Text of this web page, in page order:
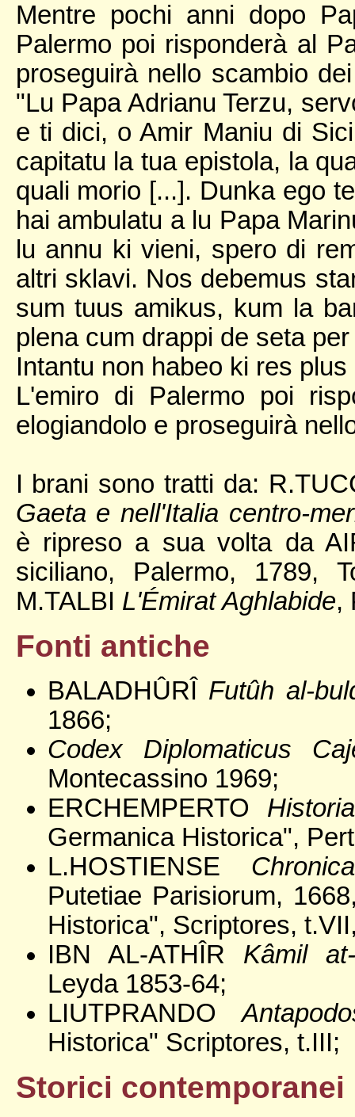
Mentre pochi anni dopo
Palermo poi risponderà al
proseguirà nello scambio
"Lu Papa Adrianu Terzu,
e ti dici, o Amir Maniu di
capitatu la tua epistola, la
quali morio [...]. Dunka ego
hai ambulatu a lu Papa
lu annu ki vieni, spero di
altri sklavi. Nos debemus
sum tuus amikus, kum la
plena cum drappi de seta
Intantu non habeo ki res
L'emiro di Palermo poi
elogiandolo e proseguirà
I brani sono tratti da:
Gaeta e nell'Italia centro-
è ripreso a sua volta da
siciliano, Palermo, 1789,
M.TALBI L'Émirat Aghlabide,
Fonti antiche
BALADHÛRÎ Futûh al-
1866;
Codex Diplomaticus
Montecassino 1969;
ERCHEMPERTO
Germanica Historica",
L.HOSTIENSE
Putetiae Parisiorum,
Historica", Scriptores,
IBN AL-ATHÎR Kâmil
Leyda 1853-64;
LIUTPRANDO
Historica" Scriptores, t.III;
Storici contemporanei